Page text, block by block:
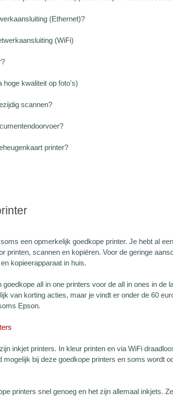
(Ethernet)?
(WiFi)
hoge kwaliteit op foto's)
scannen?
printer?
een opmerkelijk goedkope printer. Je hebt al
printen, scannen en kopiëren. Voor de geringe
kopieerapparaat in huis.
goedkope all in one printers voor de all in ones in de
van korting acties, maar je vindt er onder de 60
Epson.
inkjet printers. In kleur printen en via WiFi
mogelijk bij deze goedkope printers en soms wordt
printers snel genoeg en het zijn allemaal inkjets.